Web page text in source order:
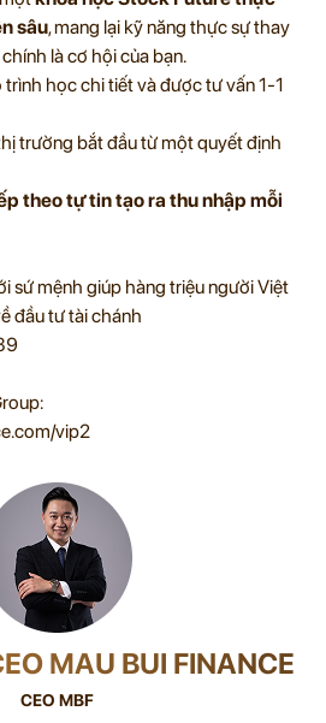
sâu, mang lại kỹ năng thực sự thay
là cơ hội của bạn.
trình học chi tiết và được tư vấn 1-1
trường bắt đầu từ một quyết định
theo tự tin tạo ra thu nhập mỗi
sứ mệnh giúp hàng triệu người Việt
đầu tư tài chánh
vip2
MAU BUI FINANCE
CEO MBF